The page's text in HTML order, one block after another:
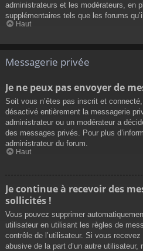
administrateurs et les modérateurs, en
supplémentaires tels que les forums
Haut
Messagerie privée
Je ne peux pas envoyer de
Soit vous n’êtes pas inscrit et
désactivé entièrement la messagerie
administrateur ou un modérateur a
des messages privés. Pour plus
administrateur du forum.
Haut
Je continue à recevoir des
sollicités !
Vous pouvez supprimer
utilisateur en utilisant les règles de
contrôle de l’utilisateur. Si vous
abusive de la part d’un autre